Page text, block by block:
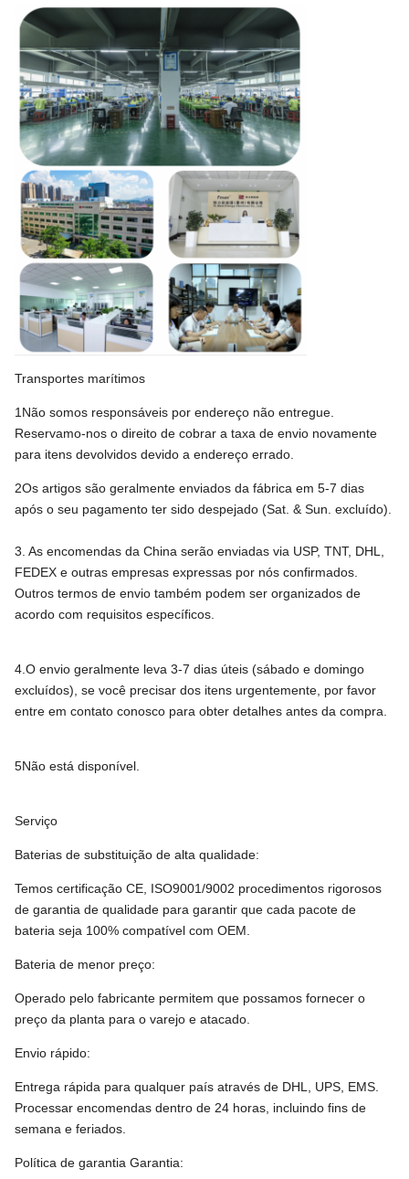
Transportes marítimos
1Não somos responsáveis por endereço não entregue.
Reservamo-nos o direito de cobrar a taxa de envio novamente
para itens devolvidos devido a endereço errado.
2Os artigos são geralmente enviados da fábrica em 5-7 dias
após o seu pagamento ter sido despejado (Sat. & Sun. excluído).
3. As encomendas da China serão enviadas via USP, TNT, DHL,
FEDEX e outras empresas expressas por nós confirmados.
Outros termos de envio também podem ser organizados de
acordo com requisitos específicos.
4.O envio geralmente leva 3-7 dias úteis (sábado e domingo
excluídos), se você precisar dos itens urgentemente, por favor
entre em contato conosco para obter detalhes antes da compra.
5Não está disponível.
Serviço
Baterias de substituição de alta qualidade:
Temos certificação CE, ISO9001/9002 procedimentos rigorosos
de garantia de qualidade para garantir que cada pacote de
bateria seja 100% compatível com OEM.
Bateria de menor preço:
Operado pelo fabricante permitem que possamos fornecer o
preço da planta para o varejo e atacado.
Envio rápido:
Entrega rápida para qualquer país através de DHL, UPS, EMS.
Processar encomendas dentro de 24 horas, incluindo fins de
semana e feriados.
Política de garantia Garantia: